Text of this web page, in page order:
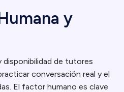
y
disponibilidad de tutores
conversación real y el
El factor humano es clave